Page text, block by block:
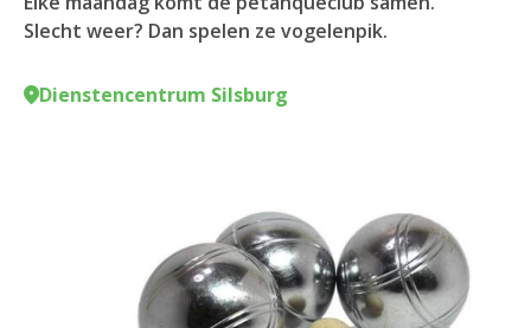
Slecht weer? Dan spelen ze vogelenpik.
Dienstencentrum Silsburg